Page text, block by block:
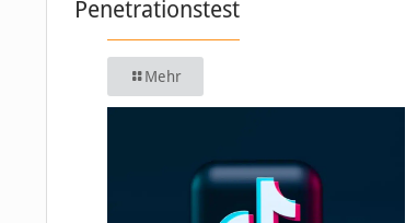
Penetrationstest
Mehr